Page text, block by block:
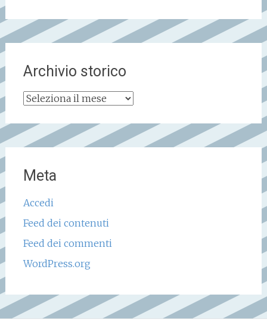
Archivio storico
Archivio
Meta
Accedi
Feed dei contenuti
Feed dei commenti
WordPress.org